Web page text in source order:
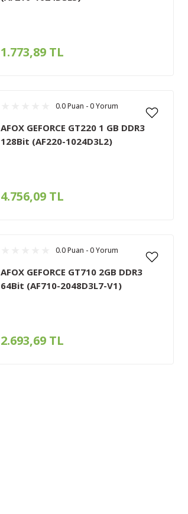
1.773,89 TL
0.0 Puan - 0 Yorum
AFOX GEFORCE GT220 1 GB DDR3
128Bit (AF220-1024D3L2)
4.756,09 TL
0.0 Puan - 0 Yorum
AFOX GEFORCE GT710 2GB DDR3
64Bit (AF710-2048D3L7-V1)
2.693,69 TL